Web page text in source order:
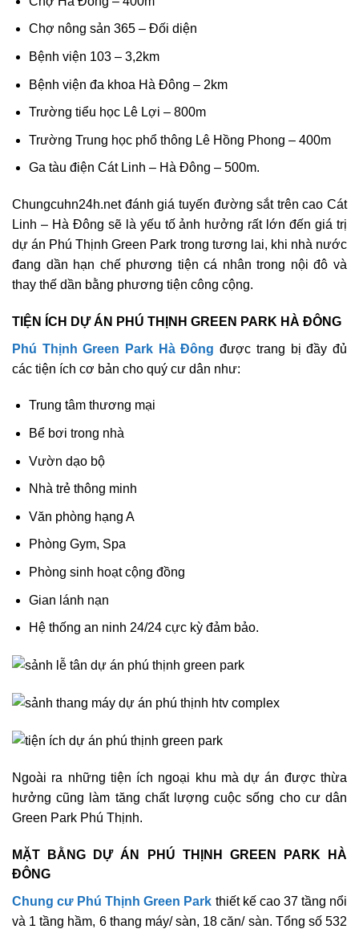
Chợ nông sản 365 – Đối diện
Bệnh viện 103 – 3,2km
Bệnh viện đa khoa Hà Đông – 2km
Trường tiểu học Lê Lợi – 800m
Trường Trung học phổ thông Lê Hồng Phong – 400m
Ga tàu điện Cát Linh – Hà Đông – 500m.
Chungcuhn24h.net đánh giá tuyến đường sắt trên cao Cát
Linh – Hà Đông sẽ là yếu tố ảnh hưởng rất lớn đến giá trị
dự án Phú Thịnh Green Park trong tương lai, khi nhà nước
đang dần hạn chế phương tiện cá nhân trong nội đô và
thay thế dần bằng phương tiện công cộng.
TIỆN ÍCH DỰ ÁN PHÚ THỊNH GREEN PARK HÀ ĐÔNG
Phú Thịnh Green Park Hà Đông được trang bị đầy đủ
các tiện ích cơ bản cho quý cư dân như:
Trung tâm thương mại
Bể bơi trong nhà
Vườn dạo bộ
Nhà trẻ thông minh
Văn phòng hạng A
Phòng Gym, Spa
Phòng sinh hoạt cộng đồng
Gian lánh nạn
Hệ thống an ninh 24/24 cực kỳ đảm bảo.
Ngoài ra những tiện ích ngoại khu mà dự án được thừa
hưởng cũng làm tăng chất lượng cuộc sống cho cư dân
Green Park Phú Thịnh.
MẶT BẰNG DỰ ÁN PHÚ THỊNH GREEN PARK HÀ
ĐÔNG
Chung cư Phú Thịnh Green Park thiết kế cao 37 tầng nổi
và 1 tầng hầm, 6 thang máy/ sàn, 18 căn/ sàn. Tổng số 532